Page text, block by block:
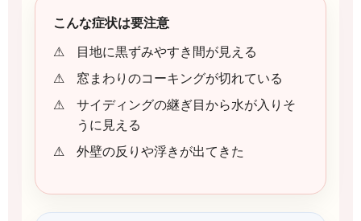
こんな症状は要注意
目地に黒ずみやすき間が見える
窓まわりのコーキングが切れている
サイディングの継ぎ目から水が入りそ
うに見える
外壁の反りや浮きが出てきた